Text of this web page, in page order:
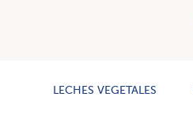
LECHES VEGETALES